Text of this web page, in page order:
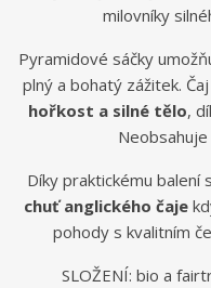
milovníky
Pyramidové sáčky
plný a bohatý zážitek.
hořkost a silné tělo,
Díky praktickému balení
chuť anglického čaje
pohody s kvalitním
SLOŽENÍ: bio a